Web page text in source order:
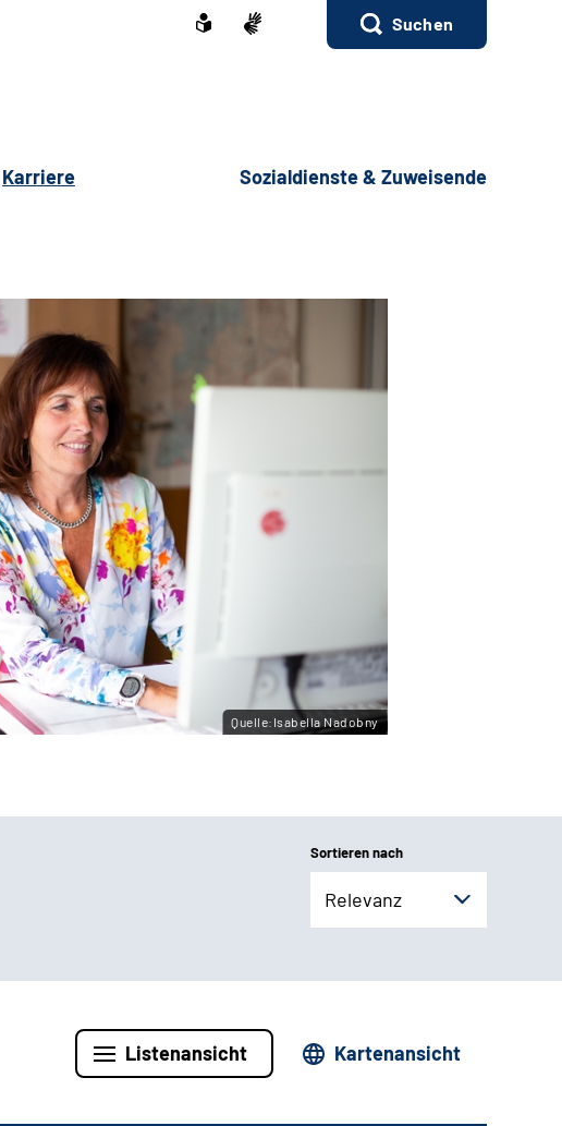
Suchen
Karriere Sozialdienste & Zuweisende
Quelle:Isabella Nadobny
Sortieren nach
Relevanz
Listenansicht Kartenansicht